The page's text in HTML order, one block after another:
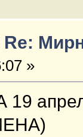
Re:
»
19